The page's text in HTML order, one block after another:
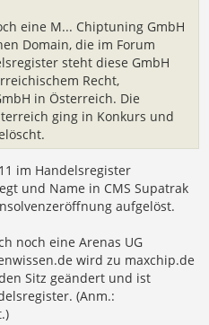
eine M... Chiptuning GmbH
Domain, die im Forum
steht diese GmbH
Recht,
in Österreich. Die
ging in Konkurs und
im Handelsregister
und Name in CMS Supatrak
aufgelöst.
noch eine Arenas UG
wird zu maxchip.de
Sitz geändert und ist
(Anm.: